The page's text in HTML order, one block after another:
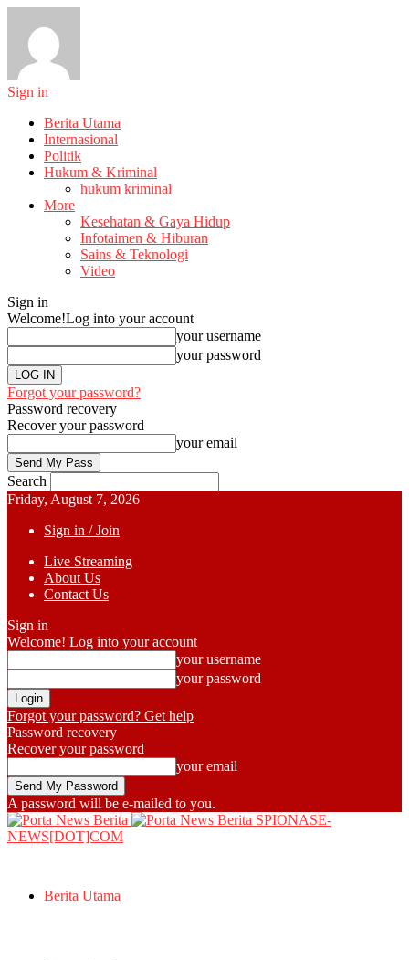
Sign in
Berita Utama
Internasional
Politik
Hukum & Kriminal
hukum kriminal
More
Kesehatan & Gaya Hidup
Infotaimen & Hiburan
Sains & Teknologi
Video
Sign in
Welcome!Log into your account
your username
your password
Forgot your password?
Password recovery
Recover your password
your email
Search
Friday, August 7, 2026
Sign in / Join
Live Streaming
About Us
Contact Us
Sign in
Welcome! Log into your account
your username
your password
Forgot your password? Get help
Password recovery
Recover your password
your email
A password will be e-mailed to you.
SPIONASE-
NEWS[DOT]COM
Berita Utama